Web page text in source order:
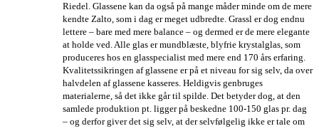
Riedel. Glassene kan da også på mange måder minde om de mere
kendte Zalto, som i dag er meget udbredte. Grassl er dog endnu
lettere – bare med mere balance – og dermed er de mere elegante
at holde ved. Alle glas er mundblæste, blyfrie krystalglas, som
produceres hos en glasspecialist med mere end 170 års erfaring.
Kvalitetssikringen af glassene er på et niveau for sig selv, da over
halvdelen af glassene kasseres. Heldigvis genbruges
materialerne, så det ikke går til spilde. Det betyder dog, at den
samlede produktion pt. ligger på beskedne 100-150 glas pr. dag
– og derfor giver det sig selv, at der selvfølgelig ikke er tale om